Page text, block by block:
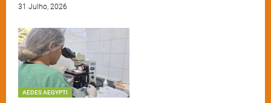
31 Julho, 2026
AEDES AEGYPTI